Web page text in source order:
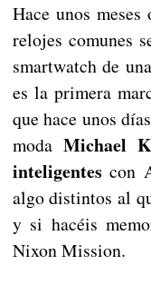
Hace unos
relojes comunes
smartwatch de
es la primera
que hace unos
moda Michael
inteligentes con
algo distintos al
y si hacéis
Nixon Mission.